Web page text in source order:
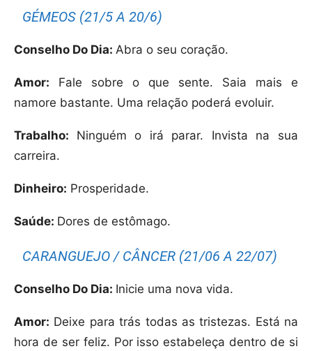
GÉMEOS (21/5 A 20/6)
Conselho Do Dia: Abra o seu coração.
Amor: Fale sobre o que sente. Saia mais e
namore bastante. Uma relação poderá evoluir.
Trabalho: Ninguém o irá parar. Invista na sua
carreira.
Dinheiro: Prosperidade.
Saúde: Dores de estômago.
CARANGUEJO / CÂNCER (21/06 A 22/07)
Conselho Do Dia: Inicie uma nova vida.
Amor: Deixe para trás todas as tristezas. Está na
hora de ser feliz. Por isso estabeleça dentro de si